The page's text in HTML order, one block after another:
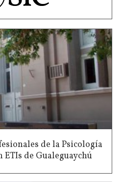
de la Psicología
de Gualeguaychú